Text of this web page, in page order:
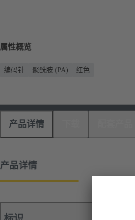
属性概览
编码针 聚酰胺 (PA) 红色
产品详情
产品详情